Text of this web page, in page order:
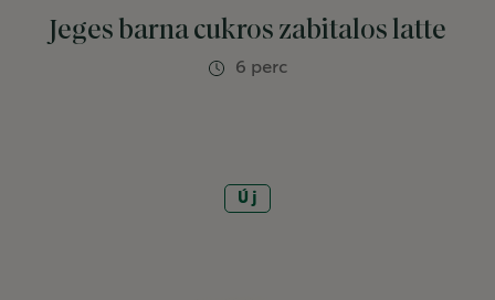
Jeges barna cukros zabitalos latte
6 perc
Új